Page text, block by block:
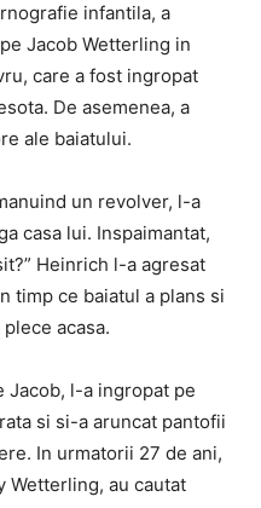
infantila, a
Jacob Wetterling in
care a fost ingropat
De asemenea, a
ale baiatului.
un revolver, l-a
casa lui. Inspaimantat,
Heinrich l-a agresat
timp ce baiatul a plans si
acasa.
Jacob, l-a ingropat pe
si si-a aruncat pantofii
In urmatorii 27 de ani,
Wetterling, au cautat